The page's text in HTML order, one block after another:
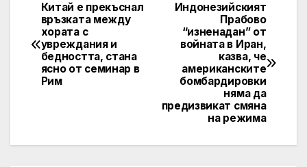
Post
navigation
Индонезийският
Прабово
“изненадан” от
войната в Иран,
казва, че
американските
бомбардировки
няма да
предизвикат смяна
на режима
Китай е прекъснал
връзката между
хората с
увреждания и
бедността, стана
ясно от семинар в
Рим